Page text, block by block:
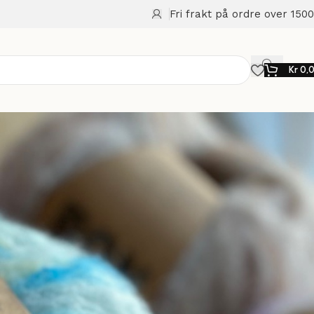
Fri frakt på ordre over
Kr